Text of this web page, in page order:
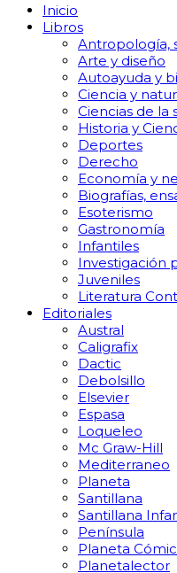
Inicio
Libros
Antropología,
Arte y diseño
Autoayuda y
Ciencia y
Ciencias de la
Historia y
Deportes
Derecho
Economía y
Biografías,
Esoterismo
Gastronomía
Infantiles
Investigación
Juveniles
Literatura
Editoriales
Austral
Caligrafix
Dactic
Debolsillo
Elsevier
Espasa
Loqueleo
Mc Graw-Hill
Mediterraneo
Planeta
Santillana
Santillana
Península
Planeta Cómic
Planetalector